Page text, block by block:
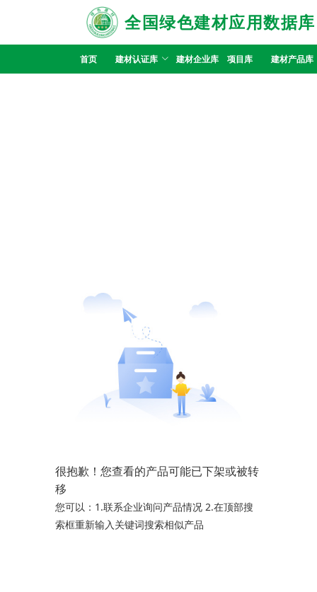
全国绿色建材应用数据库
首页 建材认证库 建材企业库 项目库 建材产品库
很抱歉！您查看的产品可能已下架或被转
移
您可以：1.联系企业询问产品情况 2.在顶部搜
索框重新输入关键词搜索相似产品